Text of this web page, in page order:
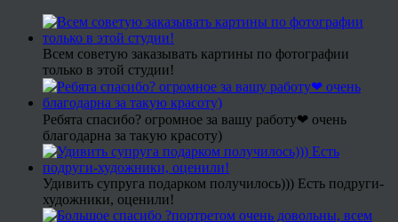
Всем советую заказывать картины по фотографии
только в этой студии!
Ребята спасибо? огромное за вашу работу❤ очень
благодарна за такую красоту)
Удивить супруга подарком получилось))) Есть подруги-
художники, оценили!